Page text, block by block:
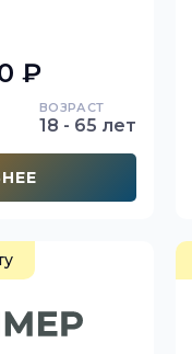
₽
ВОЗРАСТ
18 - 65 лет